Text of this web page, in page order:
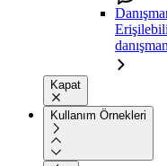
Kapat
Kullanım Örnekleri